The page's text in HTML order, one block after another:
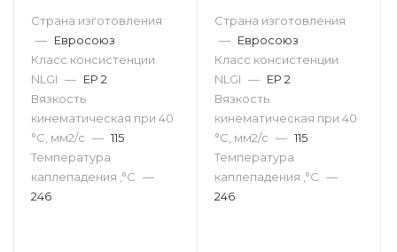
Страна изготовления
— Евросоюз
Класс консистенции
NLGI — EP 2
Вязкость
кинематическая при 40
°С, мм2/с — 115
Температура
каплепадения ,°C —
246
Страна изготовления
— Евросоюз
Класс консистенции
NLGI — EP 2
Вязкость
кинематическая при 40
°С, мм2/с — 115
Температура
каплепадения ,°C —
246